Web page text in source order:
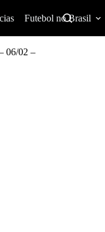
Futebol no Brasil
06/02 –